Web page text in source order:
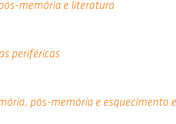
memória e literatura
periféricas
pós-memória e esquecimento